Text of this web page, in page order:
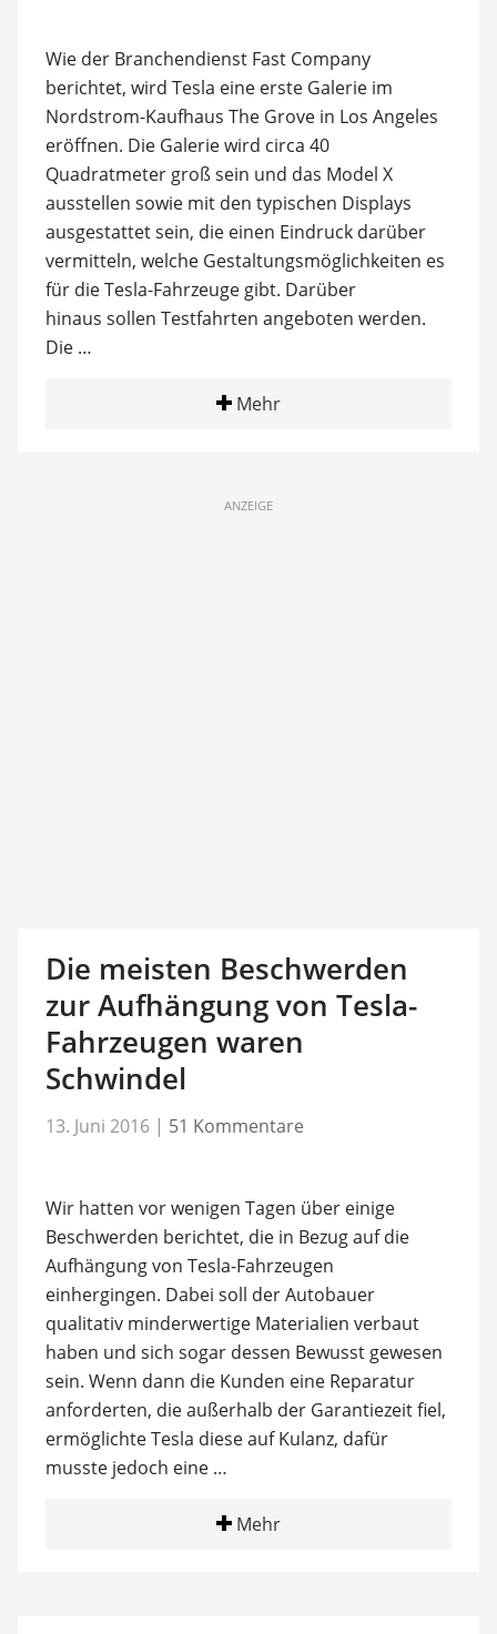
Wie der Branchendienst Fast Company
berichtet, wird Tesla eine erste Galerie im
Nordstrom-Kaufhaus The Grove in Los Angeles
eröffnen. Die Galerie wird circa 40
Quadratmeter groß sein und das Model X
ausstellen sowie mit den typischen Displays
ausgestattet sein, die einen Eindruck darüber
vermitteln, welche Gestaltungsmöglichkeiten es
für die Tesla-Fahrzeuge gibt. Darüber
hinaus sollen Testfahrten angeboten werden.
Die …
Mehr
ANZEIGE
Die meisten Beschwerden
zur Aufhängung von Tesla-
Fahrzeugen waren
Schwindel
13. Juni 2016 | 51 Kommentare
Wir hatten vor wenigen Tagen über einige
Beschwerden berichtet, die in Bezug auf die
Aufhängung von Tesla-Fahrzeugen
einhergingen. Dabei soll der Autobauer
qualitativ minderwertige Materialien verbaut
haben und sich sogar dessen Bewusst gewesen
sein. Wenn dann die Kunden eine Reparatur
anforderten, die außerhalb der Garantiezeit fiel,
ermöglichte Tesla diese auf Kulanz, dafür
musste jedoch eine …
Mehr